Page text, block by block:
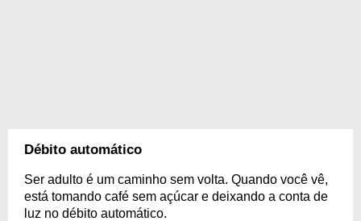
Débito automático
Ser adulto é um caminho sem volta. Quando você vê,
está tomando café sem açúcar e deixando a conta de
luz no débito automático.